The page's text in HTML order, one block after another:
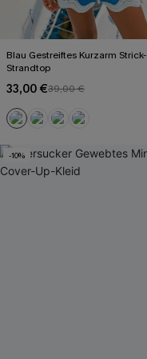
Blau Gestreiftes Kurzarm Strick-
Strandtop
33,00 €39,00 €
-10%